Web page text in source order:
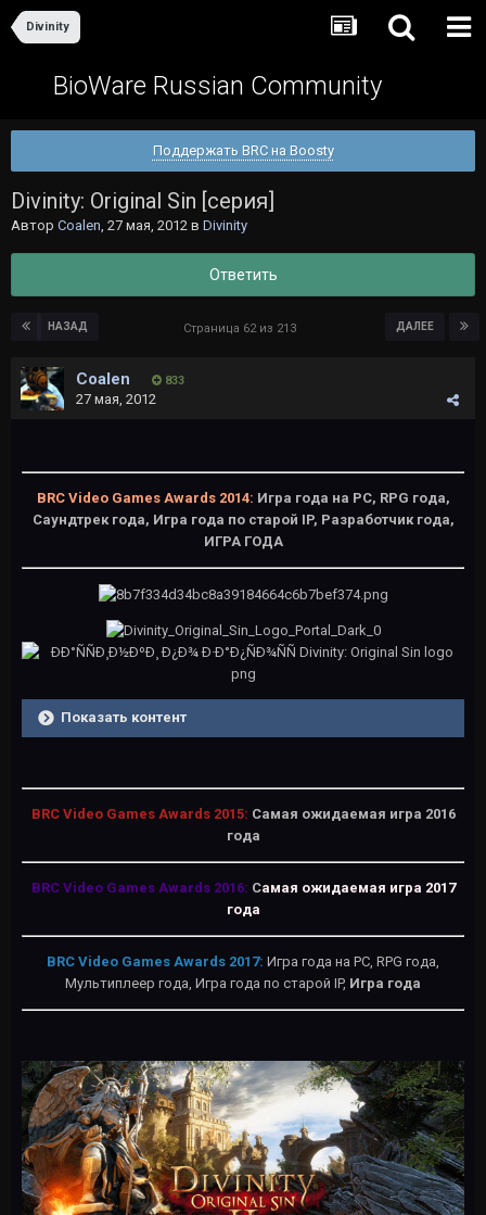
Divinity
BioWare Russian Community
Поддержать BRC на Boosty
Divinity: Original Sin [серия]
Автор Coalen, 27 мая, 2012 в Divinity
Ответить
НАЗАД ДАЛЕЕ
Страница 62 из 213
Coalen 833
27 мая, 2012
BRC Video Games Awards 2014: Игра года на РС, RPG года,
Саундтрек года, Игра года по старой IP, Разработчик года,
ИГРА ГОДА
Показать контент
BRC Video Games Awards 2015: Самая ожидаемая игра 2016
года
BRC Video Games Awards 2016: Самая ожидаемая игра 2017
года
BRC Video Games Awards 2017: Игра года на PC, RPG года,
Мультиплеер года, Игра года по старой IP, Игра года